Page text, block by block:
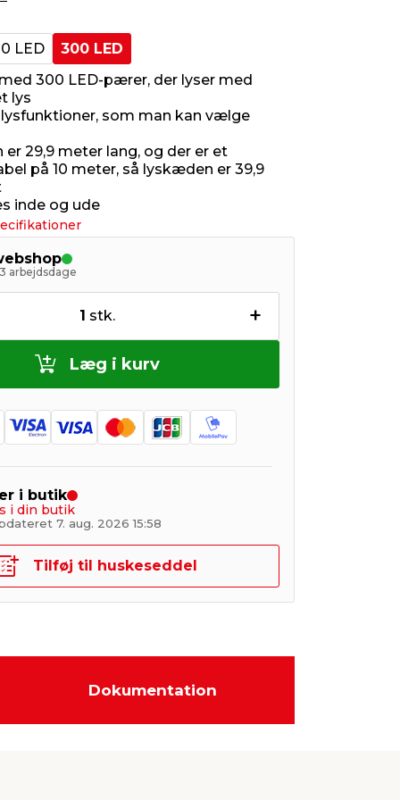
LED
300 LED
300 LED-pærer, der lyser med
lys
lysfunktioner, som man kan vælge
29,9 meter lang, og der er et
på 10 meter, så lyskæden er 39,9
inde og ude
arbejdsdage
1 stk. +
Læg i kurv
i butik
i din butik
7. aug. 2026 15:58
Tilføj til huskeseddel
Dokumentation